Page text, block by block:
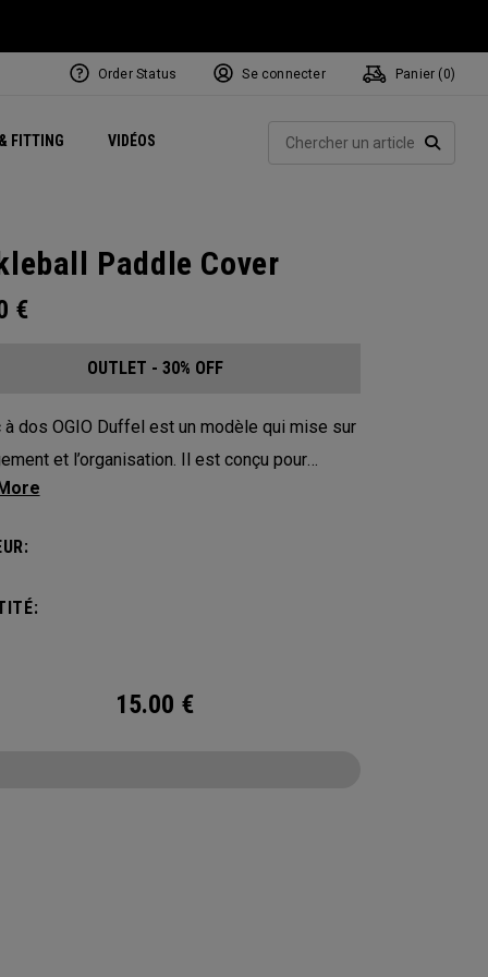
FITTING VIDÉOSExclusive Mavrik Complete Sets
Exclusivités - Balles de Golf
Juillet NEW Headwear
Women's Golf Balls
Exclusivités - Accessoires
Régionaux
Order Status Se connecter Panier ( 0)
Paddle Cover
€
OUTLET - 30% OFF
à dos OGIO Duffel est un modèle qui mise sur
et l’organisation. Il est conçu pour
aux attentes des joueurs de pickleball les
jusqu’à 4 raquettes et comporte un
pour ranger vos affaires de sport.
15.00 €